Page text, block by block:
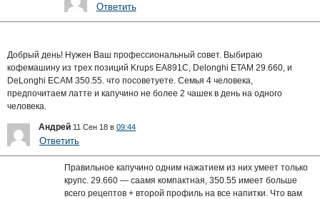
Ответить
Добрый день! Нужен Ваш профессиональный совет. Выбираю
кофемашину из трех позиций Krups EA891C, Delonghi ETAM 29.660, и
DeLonghi ECAM 350.55. что посоветуете. Семья 4 человека,
предпочитаем латте и капучино не более 2 чашек в день на одного
человека.
Андрей 11 Сен 18 в 09:44
Ответить
Правильное капучино одним нажатием из них умеет только
крупс. 29.660 — саамя компактная, 350.55 имеет больше
всего рецептов + второй профиль на все напитки. Что вам